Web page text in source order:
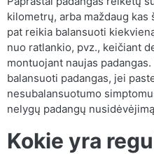
kilometrų, arba maždaug
pat reikia balansuoti
nuo ratlankio, pvz., keičiant
montuojant naujas
balansuoti padangas, jei
nesubalansuotumo
nelygų padangų
Kokie yra